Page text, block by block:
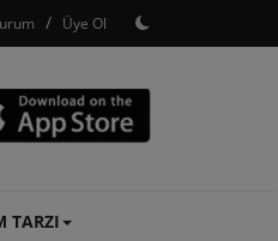
/ Üye Ol
TARZI